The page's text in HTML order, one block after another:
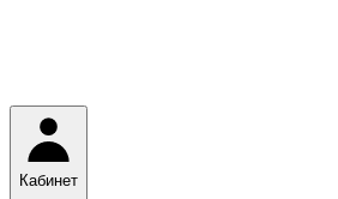
Кабинет